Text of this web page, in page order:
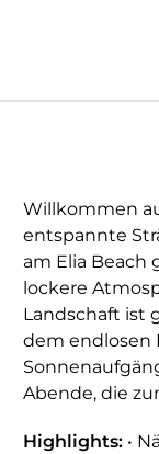
Willkommen
entspannte
am Elia Beach
lockere
Landschaft ist
dem endlosen
Abende, die
Highlights: •